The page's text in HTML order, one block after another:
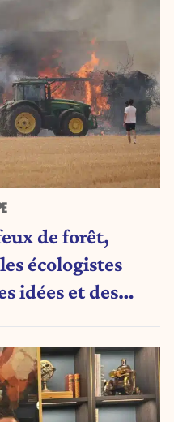
de forêt,
écologistes
idées et des